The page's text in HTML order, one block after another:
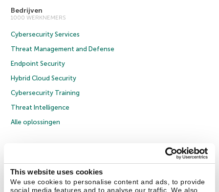
This website uses cookies
We use cookies to personalise content and ads, to provide
social media features and to analyse our traffic. We also
Bedrijven
1000 WERKNEMERS
Cybersecurity Services
Threat Management and Defense
Endpoint Security
Hybrid Cloud Security
Cybersecurity Training
Threat Intelligence
Alle oplossingen
Privacybeleid
Licentieovereenkomst B2B
Cookies